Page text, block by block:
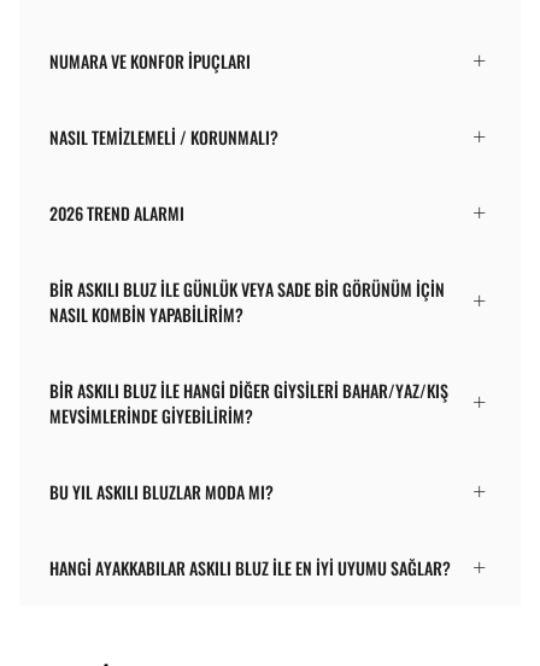
NUMARA VE KONFOR İPUÇLARI
NASIL TEMIZLEMELI / KORUNMALI?
2026 TREND ALARMI
BIR ASKILI BLUZ ILE GÜNLÜK VEYA SADE BIR GÖRÜNÜM IÇIN
NASIL KOMBIN YAPABILIRIM?
BIR ASKILI BLUZ ILE HANGI DIĞER GIYSILERI BAHAR/YAZ/KIŞ
MEVSIMLERINDE GIYEBILIRIM?
BU YIL ASKILI BLUZLAR MODA MI?
HANGI AYAKKABILAR ASKILI BLUZ ILE EN IYI UYUMU SAĞLAR?